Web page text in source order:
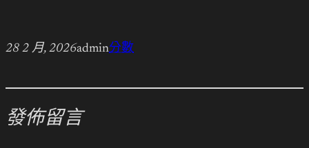
28 2 月, 2026admin分數
發佈留言